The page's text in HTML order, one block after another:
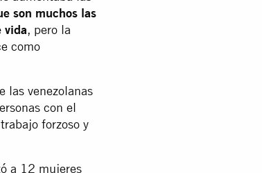
son muchos las
vida, pero la
como
las venezolanas
con el
forzoso y
a 12 mujeres